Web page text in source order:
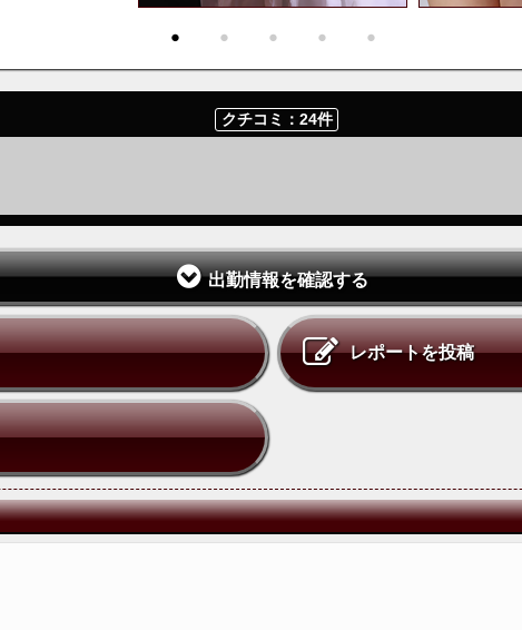
・ ・ ・ ・ ・
クチコミ：24件
出勤情報を確認する
レポートを投稿